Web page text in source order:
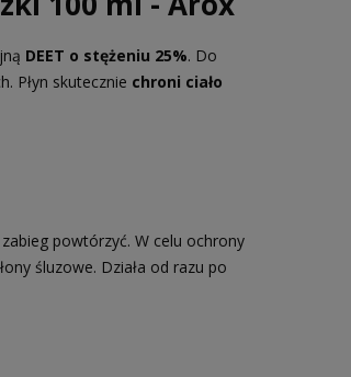
DEET o stężeniu 25%. Do
Płyn skutecznie chroni ciało
powtórzyć. W celu ochrony
śluzowe. Działa od razu po